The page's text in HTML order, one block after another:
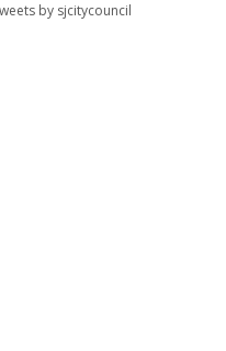
by sjcitycouncil